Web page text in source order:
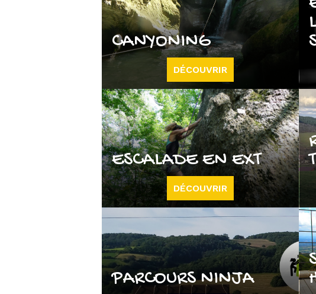
CANYONING
DÉCOUVRIR
ESCALADE EN EXT
DÉCOUVRIR
PARCOURS NINJA